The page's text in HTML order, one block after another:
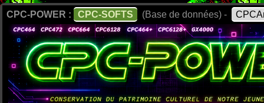
CPC-POWER : CPC-SOFTS (Base de données) -